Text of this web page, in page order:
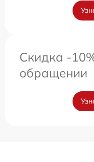
Скидка -
обращении